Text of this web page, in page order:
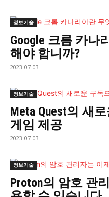
정보기술
Google 크롬 카나
해야 합니까?
2023-07-03
정보기술
Meta Quest의 새
게임 제공
2023-07-03
정보기술
Proton의 암호 ​​관